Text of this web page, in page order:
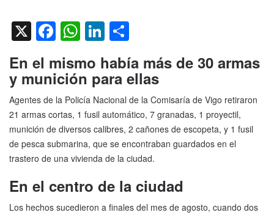
X Facebook
WhatsApp
LinkedIn
En el mismo había más de 30 armas
y munición para ellas
Agentes de la Policía Nacional de la Comisaría de Vigo retiraron
21 armas cortas, 1 fusil automático, 7 granadas, 1 proyectil,
munición de diversos calibres, 2 cañones de escopeta, y 1 fusil
de pesca submarina, que se encontraban guardados en el
trastero de una vivienda de la ciudad.
En el centro de la ciudad
Los hechos sucedieron a finales del mes de agosto, cuando dos